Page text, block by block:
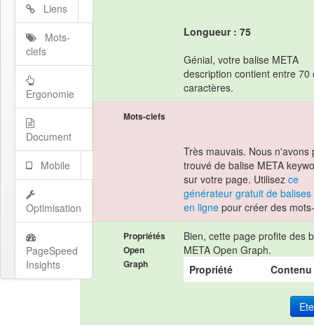
Liens
Mots-
clefs
Ergonomie
Document
Mobile
Optimisation
PageSpeed
Insights
Longueur : 75
Génial, votre balise META
description contient entre 70
caractères.
Mots-clefs
Très mauvais. Nous n'avons
trouvé de balise META
sur votre page. Utilisezce
générateur gratuit de balises
en ligne pour créer des
Propriétés
Open
Graph
Bien, cette page profite des
META Open Graph.
Propriété
Contenu